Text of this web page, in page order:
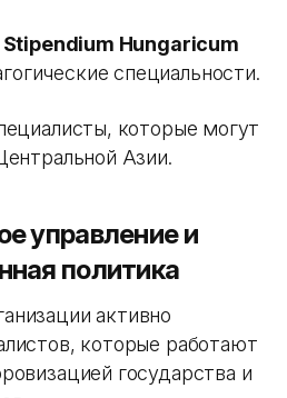
Stipendium Hungaricum
специальности.
которые могут
Азии.
управление и
политика
активно
которые работают
государства и